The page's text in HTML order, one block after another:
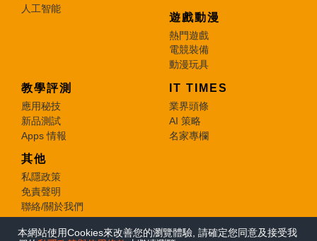
人工智能
遊戲動漫
熱門遊戲
電競裝備
動漫玩具
教學評測
應用秘技
新品測試
Apps 情報
IT TIMES
業界頭條
AI 策略
名家專欄
其他
私隱政策
免責聲明
聯絡/關於我們
© 2026 e-zone. All Rights Reserved.
本網站使用Cookies來改善您的瀏覽體驗, 請確定您同意及接受我